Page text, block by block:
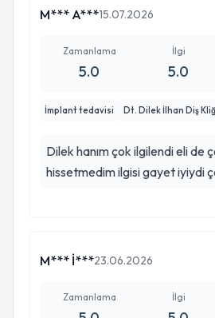
M*** A***15.07.2026
Zamanlama
5.0
İlgi
5.0
İmplant tedavisi Dt. Dilek İlhan Diş
Dilek hanım çok ilgilendi eli de
hissetmedim ilgisi gayet iyiydi
M*** İ***23.06.2026
Zamanlama İlgi